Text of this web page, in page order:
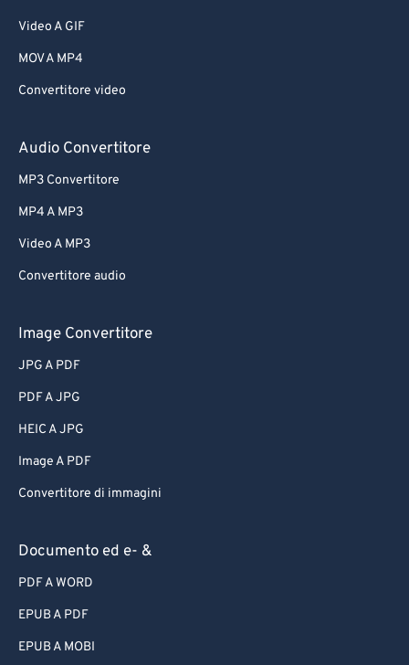
Video A GIF
MOV A MP4
Convertitore video
Audio Convertitore
MP3 Convertitore
MP4 A MP3
Video A MP3
Convertitore audio
Image Convertitore
JPG A PDF
PDF A JPG
HEIC A JPG
Image A PDF
Convertitore di immagini
Documento ed e- &
PDF A WORD
EPUB A PDF
EPUB A MOBI